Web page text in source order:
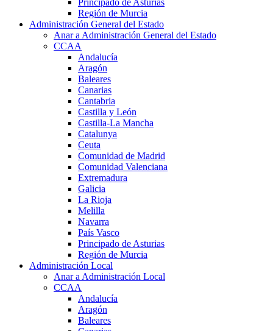
Región de Murcia
Administración General del Estado
Anar a Administración General del Estado
CCAA
Andalucía
Aragón
Baleares
Canarias
Cantabria
Castilla y León
Castilla-La Mancha
Catalunya
Ceuta
Comunidad de Madrid
Comunidad Valenciana
Extremadura
Galicia
La Rioja
Melilla
Navarra
País Vasco
Principado de Asturias
Región de Murcia
Administración Local
Anar a Administración Local
CCAA
Andalucía
Aragón
Baleares